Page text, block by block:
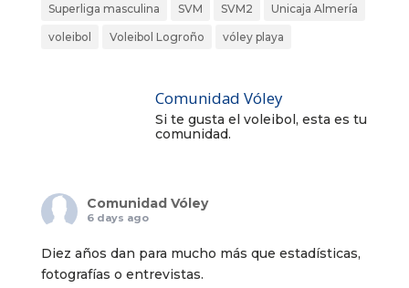
Superliga masculina SVM SVM2 Unicaja Almería
voleibol Voleibol Logroño vóley playa
Comunidad Vóley
Si te gusta el voleibol, esta es tu
comunidad.
Comunidad Vóley
6 days ago
Diez años dan para mucho más que estadísticas,
fotografías o entrevistas.